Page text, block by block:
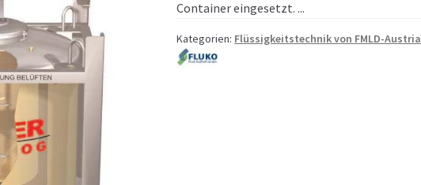
Container eingesetzt. ...
Kategorien: Flüssigkeitstechnik von FMLD-Austria